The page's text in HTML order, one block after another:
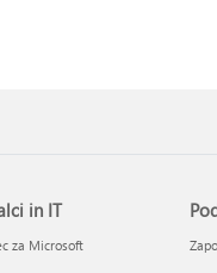
in IT
za Microsoft